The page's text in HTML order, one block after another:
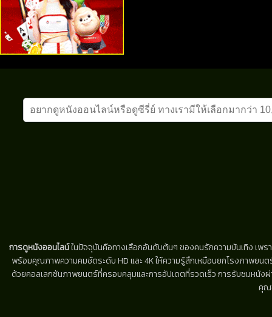
การดูหนังออนไลน์ในปัจจุบันคือทางเลือกอันดับต้นๆ ของคนรักความบันเทิง เพร
พร้อมคุณภาพความคมชัดระดับ HD และ 4K ให้ความรู้สึกเหมือนยกโรงภาพยน
ด้วยคอลเลกชันภาพยนตร์ที่ครอบคลุมและการอัปเดตที่รวดเร็ว การรับชมหนัง
คุณ